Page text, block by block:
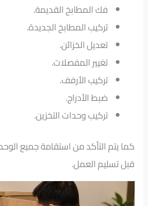
فك المطابخ القديمة.
تركيب المطابخ الجديدة.
تعديل الخزائن.
تغيير المفصلات.
تركيب الأرفف.
ضبط الأدراج.
تركيب وحدات التخزين.
كما يتم التأكد من استقامة جميع
قبل تسليم العمل.